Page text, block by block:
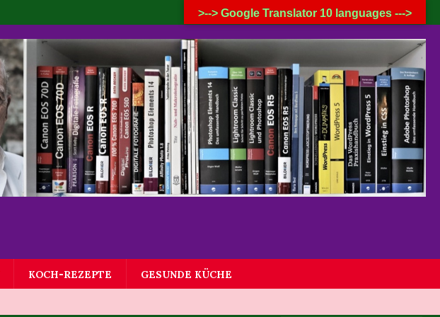
8. AUGUST 2026
KOCH-REZEPTE GESUNDE KÜCHE
>--> Google Translator 10 languages --->